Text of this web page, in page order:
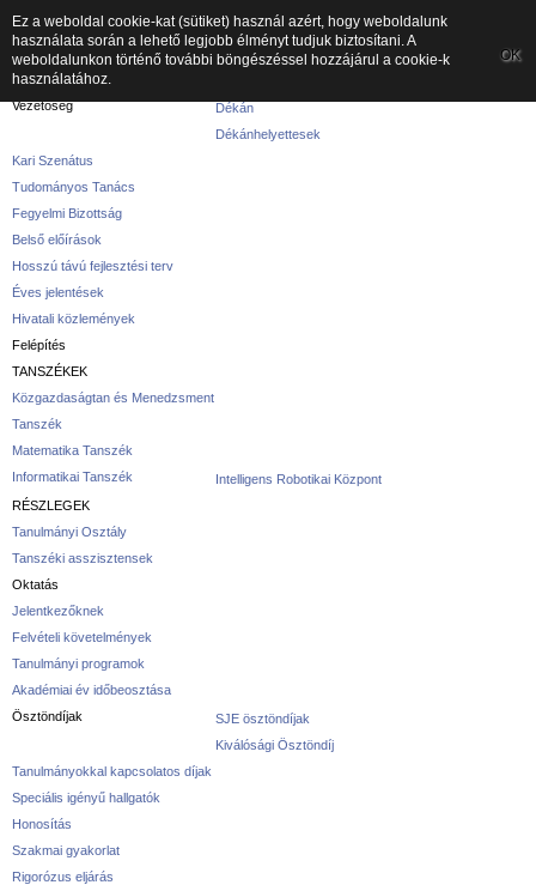
A kar
A karról
Vezetőség
Dékán
Dékánhelyettesek
Kari Szenátus
Tudományos Tanács
Fegyelmi Bizottság
Belső előírások
Hosszú távú fejlesztési terv
Éves jelentések
Hivatali közlemények
Felépítés
TANSZÉKEK
Közgazdaságtan és Menedzsment
Tanszék
Matematika Tanszék
Informatikai Tanszék
Intelligens Robotikai Központ
RÉSZLEGEK
Tanulmányi Osztály
Tanszéki asszisztensek
Oktatás
Jelentkezőknek
Felvételi követelmények
Tanulmányi programok
Akadémiai év időbeosztása
Ösztöndíjak
SJE ösztöndíjak
Kiválósági Ösztöndíj
Tanulmányokkal kapcsolatos díjak
Speciális igényű hallgatók
Honosítás
Szakmai gyakorlat
Rigorózus eljárás
Ez a weboldal cookie-kat (sütiket) használ azért, hogy weboldalunk
használata során a lehető legjobb élményt tudjuk biztosítani. A
weboldalunkon történő további böngészéssel hozzájárul a cookie-k
használatához.
OK